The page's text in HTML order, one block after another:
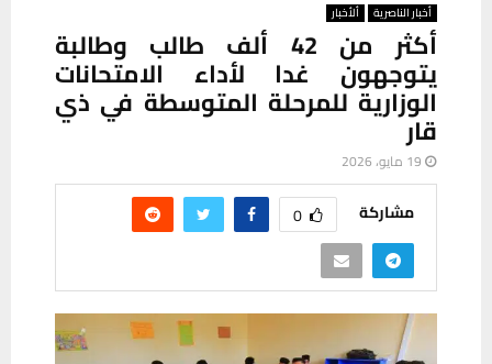
أخبار الناصرية ألأخبار
أكثر من 42 ألف طالب وطالبة
يتوجهون غدا لأداء الامتحانات
الوزارية للمرحلة المتوسطة في ذي
قار
19 مايو، 2026
مشاركة 0